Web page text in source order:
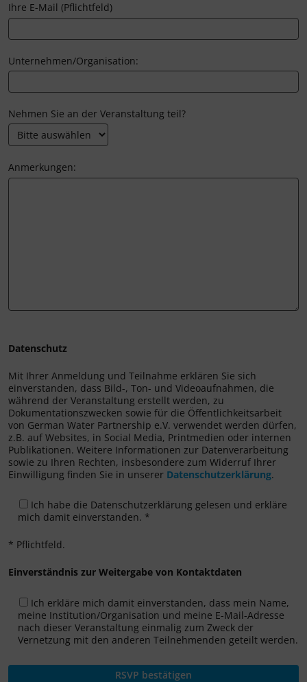
Ihre E-Mail (Pflichtfeld)
Unternehmen/Organisation:
Nehmen Sie an der Veranstaltung teil?
Anmerkungen:
Datenschutz
Mit Ihrer Anmeldung und Teilnahme erklären Sie sich
einverstanden, dass Bild-, Ton- und Videoaufnahmen, die
während der Veranstaltung erstellt werden, zu
Dokumentationszwecken sowie für die Öffentlichkeitsarbeit
von German Water Partnership e.V. verwendet werden dürfen,
z.B. auf Websites, in Social Media, Printmedien oder internen
Publikationen. Weitere Informationen zur Datenverarbeitung
sowie zu Ihren Rechten, insbesondere zum Widerruf Ihrer
Einwilligung finden Sie in unserer Datenschutzerklärung.
Ich habe die Datenschutzerklärung gelesen und erkläre
mich damit einverstanden. *
* Pflichtfeld.
Einverständnis zur Weitergabe von Kontaktdaten
Ich erkläre mich damit einverstanden, dass mein Name,
meine Institution/Organisation und meine E-Mail-Adresse
nach dieser Veranstaltung einmalig zum Zweck der
Vernetzung mit den anderen Teilnehmenden geteilt werden.